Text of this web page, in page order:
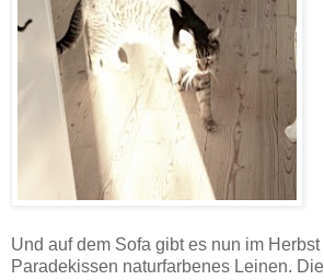
Und auf dem Sofa gibt es nun im
Paradekissen naturfarbenes Leinen.